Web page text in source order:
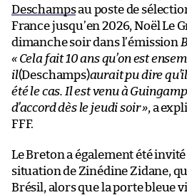
Deschampsau poste de
France jusqu’en 2026, Noël Le
dimanche soir dans l’émission
« Cela fait 10 ans qu’on est
il(Deschamps)aurait pu dire
été le cas. Il est venu à
d’accord dès le jeudi soir », a
FFF.
Le Breton a également été
situation de Zinédine Zidane,
Brésil, alors que la porte bleue